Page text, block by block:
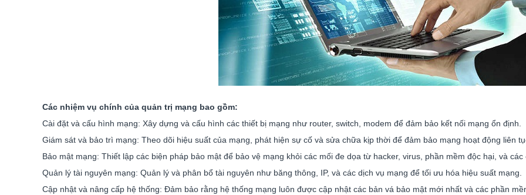
Các nhiệm vụ chính của quản trị mạng bao gồm:
Cài đặt và cấu hình mạng: Xây dựng và cấu hình các thiết bị mạng như router, switch, modem để đảm bảo kết nối mạng ổn định.
Giám sát và bảo trì mạng: Theo dõi hiệu suất của mạng, phát hiện sự cố và sửa chữa kịp thời để đảm bảo mạng hoạt động liên
Bảo mật mạng: Thiết lập các biện pháp bảo mật để bảo vệ mạng khỏi các mối đe dọa từ hacker, virus, phần mềm độc hại, và
Quản lý tài nguyên mạng: Quản lý và phân bổ tài nguyên như băng thông, IP, và các dịch vụ mạng để tối ưu hóa hiệu suất mạng.
Cập nhật và nâng cấp hệ thống: Đảm bảo rằng hệ thống mạng luôn được cập nhật các bản vá bảo mật mới nhất và các phần